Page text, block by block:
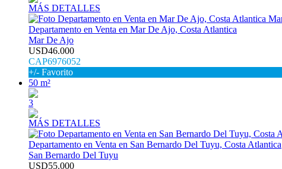
MÁS DETALLES
Departamento en Venta en Mar De Ajo, Costa Atlantica
Mar De Ajo
USD46.000
CAP6976052
+/- Favorito
50 m²
3
MÁS DETALLES
Departamento en Venta en San Bernardo Del Tuyu, Costa Atlantica
San Bernardo Del Tuyu
USD55.000